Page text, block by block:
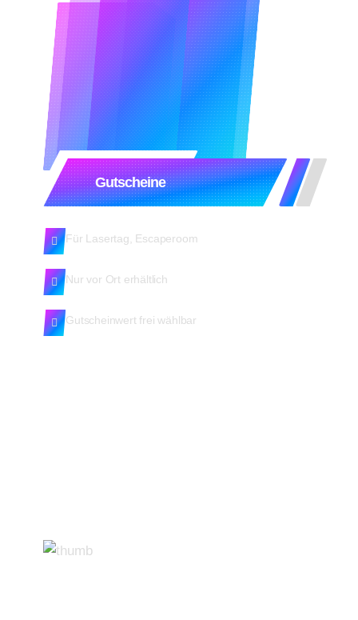
Gutscheine
Für Lasertag, Escaperoom
Nur vor Ort erhältlich
Gutscheinwert frei wählbar